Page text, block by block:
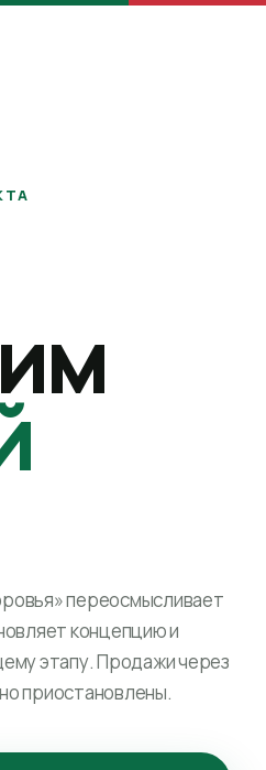
переосмысливает
концепцию и
этапу. Продажи через
приостановлены.